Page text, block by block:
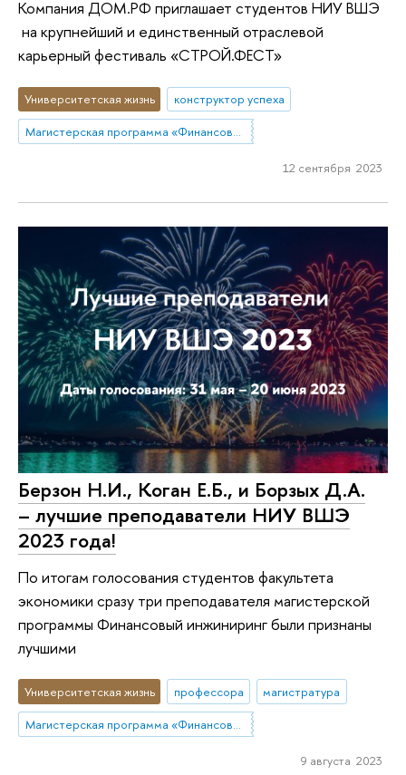
Компания ДОМ.РФ приглашает студентов НИУ ВШЭ
на крупнейший и единственный отраслевой
карьерный фестиваль «СТРОЙ.ФЕСТ»
Университетская жизнь
конструктор успеха
Магистерская программа «Финансовый инжиниринг»
12 сентября 2023
Берзон Н.И., Коган Е.Б., и Борзых Д.А.
– лучшие преподаватели НИУ ВШЭ
2023 года!
По итогам голосования студентов факультета
экономики сразу три преподавателя магистерской
программы Финансовый инжиниринг были признаны
лучшими
Университетская жизнь профессора
магистратура
Магистерская программа «Финансовый инжиниринг»
9 августа 2023